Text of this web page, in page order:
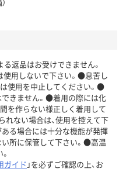
る返品はお受けできません。
用しないで下さい。●息苦し
使用を中止してください。●
きません。●着用の際には化
を作らない様正しく着用して
れない場合は、使用を控えて下
る場合には十分な機能が発揮
所に保管して下さい。●高温
ガイド 」を必ずご確認の上、お